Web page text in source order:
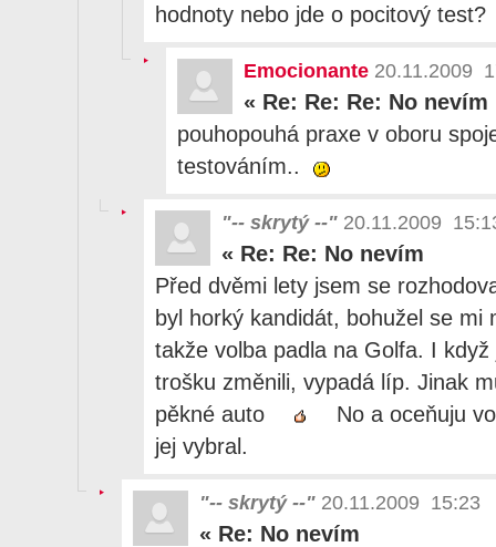
hodnoty nebo jde o pocitový test?
Emocionante 20.11.2009
« Re: Re: Re: No nevím
pouhopouhá praxe v oboru
testováním..
"-- skrytý --" 20.11.2009
« Re: Re: No nevím
Před dvěmi lety jsem se
byl horký kandidát, bohužel se
takže volba padla na Golfa. I
trošku změnili, vypadá líp. Jinak
pěkné auto
No a oceňuju
jej vybral.
"-- skrytý --" 20.11.2009 15:23
« Re: No nevím